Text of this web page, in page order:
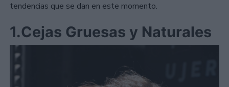
tendencias que se dan en este momento.
1.Cejas Gruesas y Naturales